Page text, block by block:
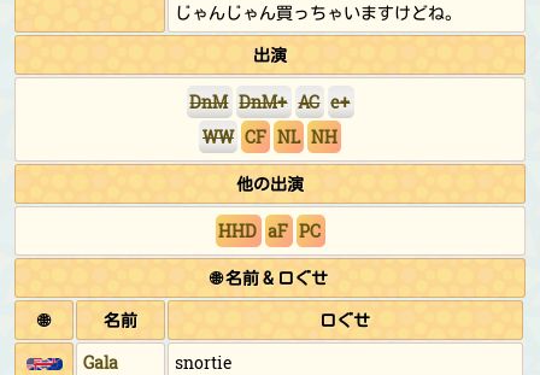
じゃんじゃん買っちゃいますけどね。
出演
DnM DnM+ AC e+
WW CF NL NH
他の出演
HHD aF PC
🌐 名前 & 口ぐせ
🌐
名前
口ぐせ
Gala
snortie